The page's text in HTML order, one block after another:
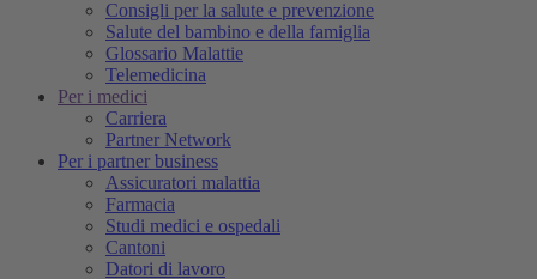
Consigli per la salute e prevenzione
Salute del bambino e della famiglia
Glossario Malattie
Telemedicina
Per i medici
Carriera
Partner Network
Per i partner business
Assicuratori malattia
Farmacia
Studi medici e ospedali
Cantoni
Datori di lavoro